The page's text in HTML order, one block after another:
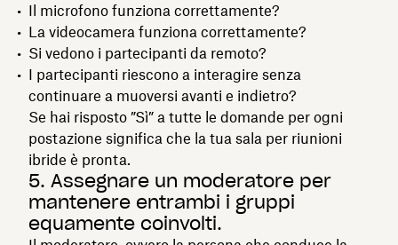
Il microfono funziona correttamente?
La videocamera funziona correttamente?
Si vedono i partecipanti da remoto?
I partecipanti riescono a interagire senza
continuare a muoversi avanti e indietro?
Se hai risposto ”Sì” a tutte le domande per ogni
postazione significa che la tua sala per riunioni
ibride è pronta.
5. Assegnare un moderatore per
mantenere entrambi i gruppi
equamente coinvolti.